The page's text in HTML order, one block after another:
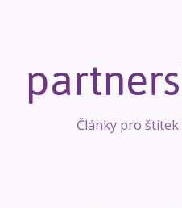
Články pro